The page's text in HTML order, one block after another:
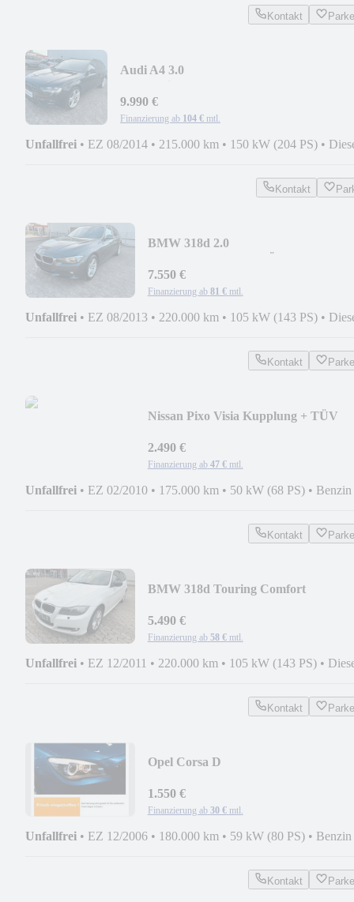
Kontakt
Audi A4 3.0
9.990 €
Finanzierung ab 104 € mtl.
Unfallfrei • EZ 08/2014 • 215.000 km • 150 kW (204 PS) •
Kontakt
BMW 318d 2.0
7.550 €
Finanzierung ab 81 € mtl.
Unfallfrei • EZ 08/2013 • 220.000 km • 105 kW (143 PS) •
Kontakt
Nissan Pixo Visia Kupplung + TÜV
2.490 €
Finanzierung ab 47 € mtl.
Unfallfrei • EZ 02/2010 • 175.000 km • 50 kW (68 PS) • Benzin
Kontakt
BMW 318d Touring Comfort
5.490 €
Finanzierung ab 58 € mtl.
Unfallfrei • EZ 12/2011 • 220.000 km • 105 kW (143 PS) •
Kontakt
Opel Corsa D
1.550 €
Finanzierung ab 30 € mtl.
Unfallfrei • EZ 12/2006 • 180.000 km • 59 kW (80 PS) • Benzin
Kontakt